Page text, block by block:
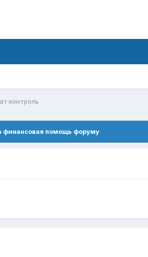
контроль
финансовая помощь форуму